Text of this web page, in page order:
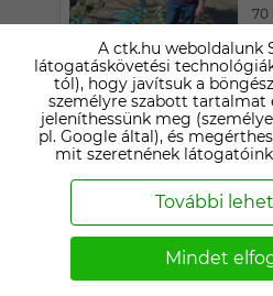
70
PISTI!
71 ÉVES
a
BÉLA
79 ÉVES KISVÁRDAI
A ctk.hu weboldalunk
látogatáskövetési
tól), hogy javítsuk a
személyre szabott tartalmat
jeleníthessünk meg
pl. Google által), és
mit szeretnének
További
Mindet